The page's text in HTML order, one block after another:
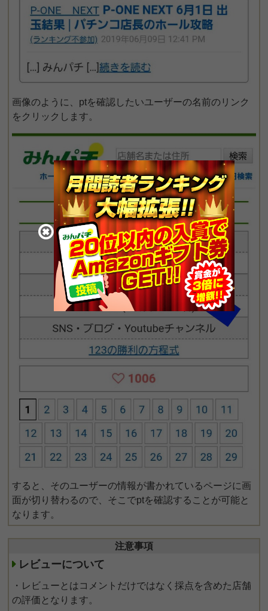
画像のように、ptを確認したいユーザーの名前のリンク
をクリックします。
すると、そのユーザーの情報が書かれているページに画
面が切り替わるので、そこでptを確認することが可能と
なります。
注意事項
レビューについて
・レビューとはコメントだけではなく採点を含めた店舗
の評価となります。